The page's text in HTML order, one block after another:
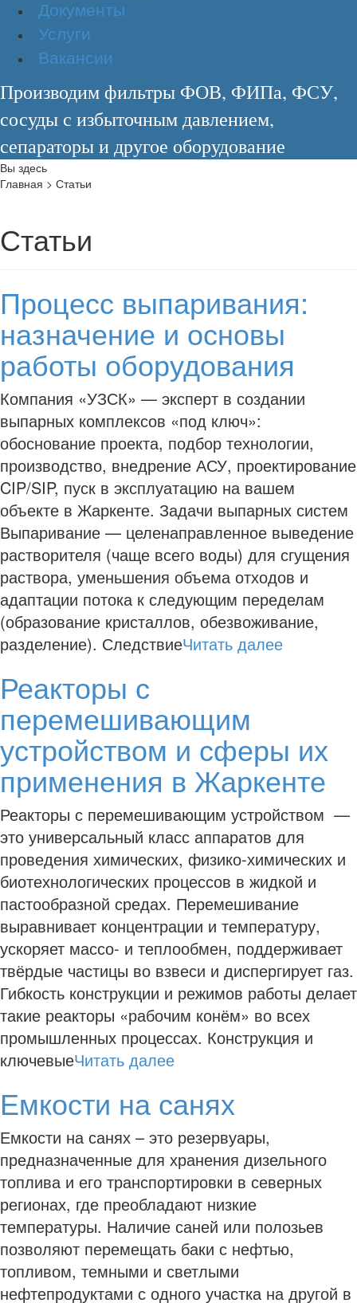
Документы
Услуги
Вакансии
Производим фильтры ФОВ, ФИПа, ФСУ,
сосуды с избыточным давлением,
сепараторы и другое оборудование
Вы здесь
Главная > Статьи
Статьи
Процесс выпаривания:
назначение и основы
работы оборудования
Компания «УЗСК» — эксперт в создании
выпарных комплексов «под ключ»:
обоснование проекта, подбор технологии,
производство, внедрение АСУ, проектирование
CIP/SIP, пуск в эксплуатацию на вашем
объекте в Жаркенте. Задачи выпарных систем
Выпаривание — целенаправленное выведение
растворителя (чаще всего воды) для сгущения
раствора, уменьшения объема отходов и
адаптации потока к следующим переделам
(образование кристаллов, обезвоживание,
разделение). СледствиеЧитать далее
Реакторы с
перемешивающим
устройством и сферы их
применения в Жаркенте
Реакторы с перемешивающим устройством —
это универсальный класс аппаратов для
проведения химических, физико-химических и
биотехнологических процессов в жидкой и
пастообразной средах. Перемешивание
выравнивает концентрации и температуру,
ускоряет массо- и теплообмен, поддерживает
твёрдые частицы во взвеси и диспергирует газ.
Гибкость конструкции и режимов работы делает
такие реакторы «рабочим конём» во всех
промышленных процессах. Конструкция и
ключевыеЧитать далее
Емкости на санях
Емкости на санях – это резервуары,
предназначенные для хранения дизельного
топлива и его транспортировки в северных
регионах, где преобладают низкие
температуры. Наличие саней или полозьев
позволяют перемещать баки с нефтью,
топливом, темными и светлыми
нефтепродуктами с одного участка на другой в